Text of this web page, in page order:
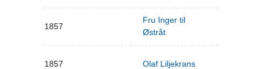
1857
Fru Inger til
Østråt
1857 Olaf Liljekrans